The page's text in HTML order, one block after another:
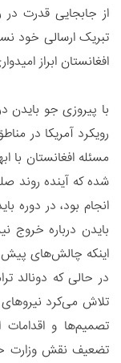
از جابجایی قدرت
تبریک ارسالی خود
افغانستان ابراز
با پیروزی جو بایدن
رویکرد آمریکا در
مسئله افغانستان با
شده که آینده روند
انجام بود، در دوره
بایدن درباره خروج
اینکه چالش‌های پیش
در حالی که دونالد
تلاش می‌کرد نیروهای
تصمیم‌ها و
تضعیف نقش وزارت